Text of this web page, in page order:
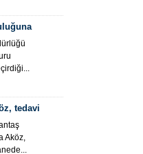
tedavi
Aköz,